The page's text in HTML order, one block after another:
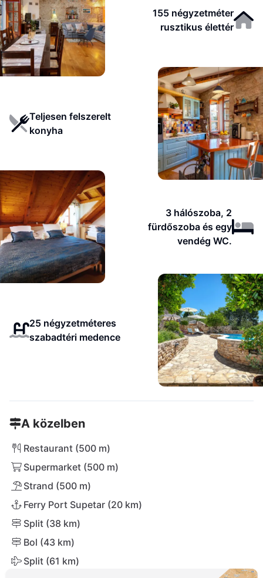
155 négyzetméter
rusztikus élettér
Teljesen felszerelt
konyha
3 hálószoba, 2
fürdőszoba és egy
vendég WC.
25 négyzetméteres
szabadtéri medence
A közelben
Restaurant (500 m)
Supermarket (500 m)
Strand (500 m)
Ferry Port Supetar (20 km)
Split (38 km)
Bol (43 km)
Split (61 km)